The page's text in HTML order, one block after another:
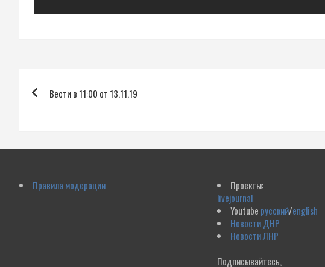
Навигация
по
записям
Вести в 11:00 от 13.11.19
Правила модерации
Проекты:
livejournal
Youtube русский/english
Новости ДНР
Новости ЛНР
Подписывайтесь,